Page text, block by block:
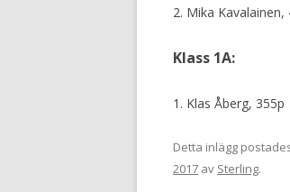
2. Mika Kavalainen,
Klass 1A:
1. Klas Åberg, 355p
Detta inlägg
2017 av Sterling.